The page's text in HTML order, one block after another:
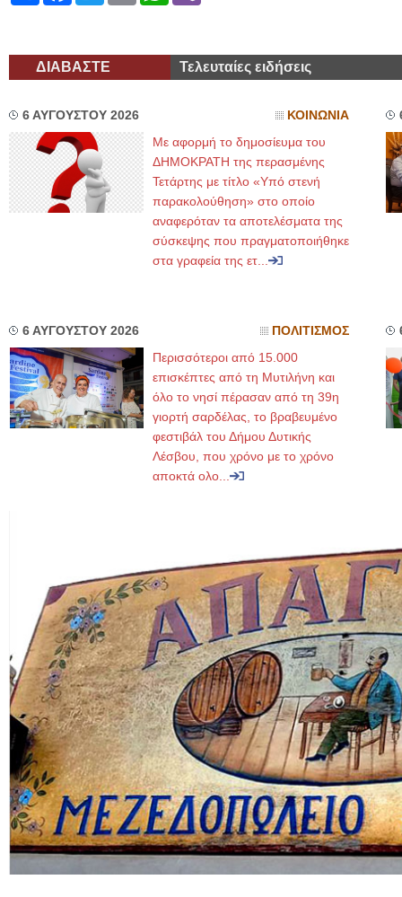
ΔΙΑΒΑΣΤΕ Τελευταίες ειδήσεις
6 ΑΥΓΟΥΣΤΟΥ 2026 ΚΟΙΝΩΝΙΑ
Με αφορμή το δημοσίευμα του
ΔΗΜΟΚΡΑΤΗ της περασμένης
Τετάρτης με τίτλο «Υπό στενή
παρακολούθηση» στο οποίο
αναφερόταν τα αποτελέσματα της
σύσκεψης που πραγματοποιήθηκε
στα γραφεία της ετ...
6 ΑΥΓΟΥΣΤΟΥ 2026 ΠΟΛΙΤΙΣΜΟΣ
Περισσότεροι από 15.000
επισκέπτες από τη Μυτιλήνη και
όλο το νησί πέρασαν από τη 39η
γιορτή σαρδέλας, το βραβευμένο
φεστιβάλ του Δήμου Δυτικής
Λέσβου, που χρόνο με το χρόνο
αποκτά ολο...